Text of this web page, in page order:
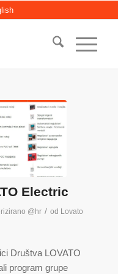
Electric
@hr / od Lovato
Društva LOVATO
program grupe